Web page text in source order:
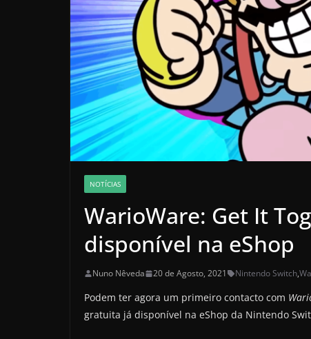
NOTÍCIAS
WarioWare: Get It
disponível na eShop
Nuno Nêveda 20 de Agosto, 2021 Nintendo Switch,
Podem ter agora um primeiro contacto com
gratuita já disponível na eShop da Nintendo